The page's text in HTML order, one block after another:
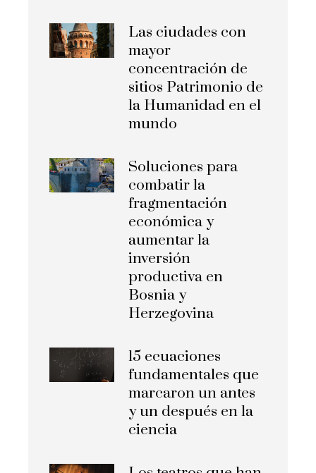
Las ciudades con
mayor
concentración de
sitios Patrimonio de
la Humanidad en el
mundo
Soluciones para
combatir la
fragmentación
económica y
aumentar la
inversión
productiva en
Bosnia y
Herzegovina
15 ecuaciones
fundamentales que
marcaron un antes
y un después en la
ciencia